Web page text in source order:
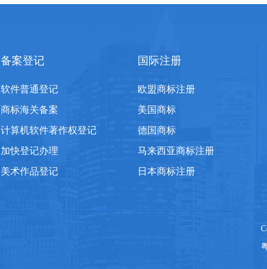
备案登记
软件普通登记
商标海关备案
计算机软件著作权登记
加快登记办理
美术作品登记
国际注册
欧盟商标注册
美国商标
德国商标
马来西亚商标注册
日本商标注册